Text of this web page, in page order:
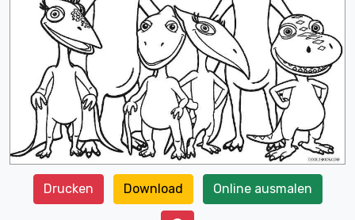
Drucken Download Online ausmalen